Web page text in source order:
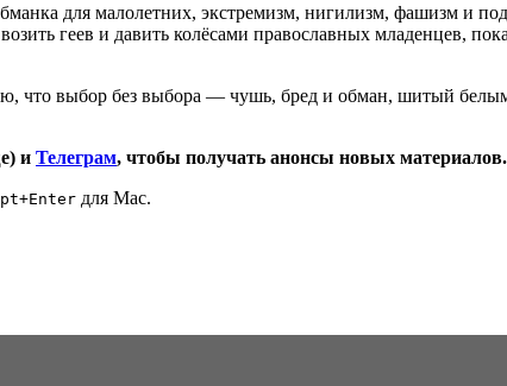
для малолетних, экстремизм, нигилизм, фашизм и
геев и давить колёсами православных младенцев,
что выбор без выбора — чушь, бред и обман, шитый
и Телеграм, чтобы получать анонсы новых материалов.
для Mac.